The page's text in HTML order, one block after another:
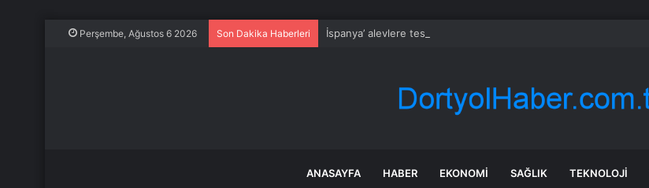
Perşembe, Ağustos 6 2026 Son Dakika Haberleri İspanya’ alevlere teslim oldu: Yaklaşık 60 bin kişi tahliye edildi
ANASAYFA HABER EKONOMI SAĞLIK TEKNOLOJI